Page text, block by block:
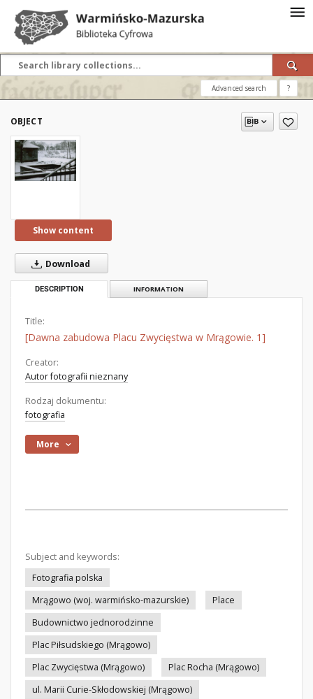
Advanced search ?
OBJECT
Show content
Download
DESCRIPTION INFORMATION
Title:
[Dawna zabudowa Placu Zwycięstwa w Mrągowie. 1]
Creator:
Autor fotografii nieznany
Rodzaj dokumentu:
fotografia
More
Subject and keywords:
Fotografia polska
Mrągowo (woj. warmińsko-mazurskie)
Place
Budownictwo jednorodzinne
Plac Piłsudskiego (Mrągowo)
Plac Zwycięstwa (Mrągowo)
Plac Rocha (Mrągowo)
ul. Marii Curie-Skłodowskiej (Mrągowo)